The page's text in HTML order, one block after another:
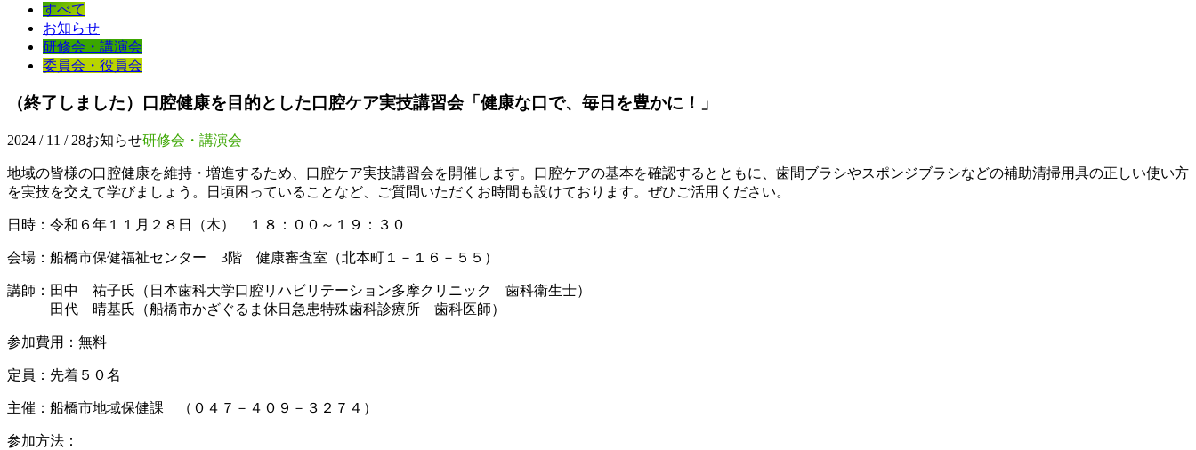
すべて
お知らせ
研修会・講演会
委員会・役員会
（終了しました）口腔健康を目的とした口腔ケア実技講習会「健康な口で、毎日を豊かに！」
2024 / 11 / 28お知らせ研修会・講演会
地域の皆様の口腔健康を維持・増進するため、口腔ケア実技講習会を開催します。口腔ケアの基本を確認するとともに、歯間ブラシやスポンジブラシなどの補助清掃用具の正しい使い方
を実技を交えて学びましょう。日頃困っていることなど、ご質問いただくお時間も設けております。ぜひご活用ください。
日時：令和６年１１月２８日（木） １８：００～１９：３０
会場：船橋市保健福祉センター 3階 健康審査室（北本町１－１６－５５）
講師：田中 祐子氏（日本歯科大学口腔リハビリテーション多摩クリニック 歯科衛生士）
田代 晴基氏（船橋市かざぐるま休日急患特殊歯科診療所 歯科医師）
参加費用：無料
定員：先着５０名
主催：船橋市地域保健課 （０４７－４０９－３２７４）
参加方法：